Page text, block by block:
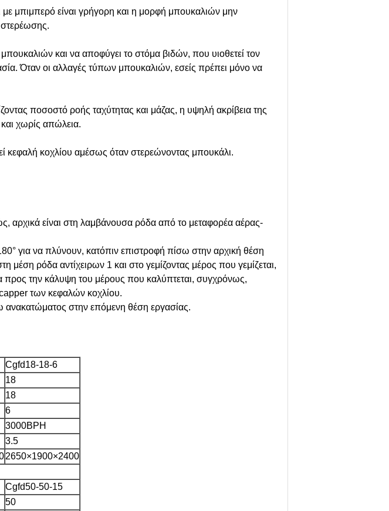
με μπιμπερό είναι γρήγορη και η μορφή μπουκαλιών μην
και να αποφύγει το στόμα βιδών, που υιοθετεί τον
Όταν οι αλλαγές τύπων μπουκαλιών, εσείς πρέπει μόνο να
ποσοστό ροής ταχύτητας και μάζας, η υψηλή ακρίβεια της
χωρίς απώλεια.
κεφαλή κοχλίου αμέσως όταν στερεώνοντας μπουκάλι.
αρχικά είναι στη λαμβάνουσα ρόδα από το μεταφορέα αέρας-
για να πλύνουν, κατόπιν επιστροφή πίσω στην αρχική θέση
ρόδα αντίχειρων 1 και στο γεμίζοντας μέρος που γεμίζεται,
προς την κάλυψη του μέρους που καλύπτεται, συγχρόνως,
των κεφαλών κοχλίου.
ανακατώματος στην επόμενη θέση εργασίας.
Cgfd18-18-6
18
18
6
3000BPH
3.5
2650×1900×2400
Cgfd50-50-15
50